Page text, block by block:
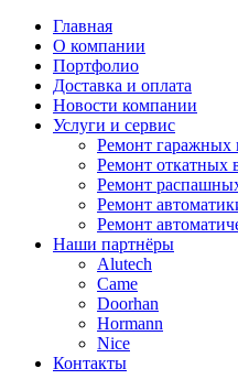
Главная
О компании
Портфолио
Доставка и оплата
Новости компании
Услуги и сервис
Ремонт гаражных
Ремонт откатных
Ремонт
Ремонт
Ремонт
Наши партнёры
Alutech
Came
Doorhan
Hormann
Nice
Контакты